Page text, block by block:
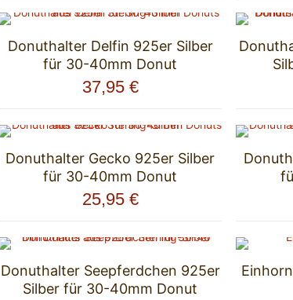
Donuthalter Delfin 925er Silber
für 30-40mm Donut
37,95 €
Donuthalter Gecko 925er Silber
für 30-40mm Donut
25,95 €
Donuthalter Seepferdchen 925er
Silber für 30-40mm Donut